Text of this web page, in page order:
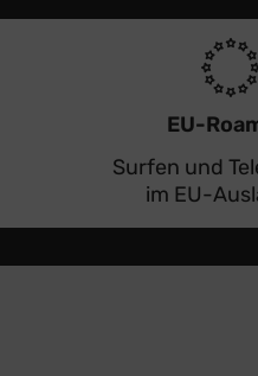
EU-
Surfen und
im EU-